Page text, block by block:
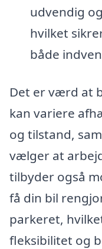
udvendig
hvilket
både
Det er værd at
kan variere
og tilstand,
vælger at
tilbyder også
få din bil
parkeret,
fleksibilitet og